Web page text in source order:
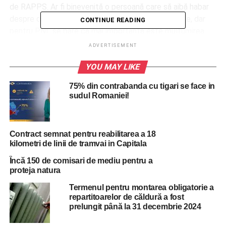
despre ce presupune conducerea acestei instituție, dar
pentru PNL se pare că mai importantă este mulțumirea
tuturor personajelor din filiale. Înainte a ajunge director
Tehnic la Administrația Piețelor sector 2.
RELATED TOPICS: BUCURESTI
BUCURESTIUL
CONTROVERSA
NUMIRE PNL PSD
SALA PALATULUI
SCANDAL
UP NEXT
Apocalipsa dupa Coronavirus. Zeci de mii de
animale abandonate in case.
DON'T MISS
Bucurestiul se bucura de vreme frumoasă în
mini-vacanța de Ziua Unirii Principatelor
CONTINUE READING
ADVERTISEMENT
YOU MAY LIKE
75% din contrabanda cu tigari se face in
sudul Romaniei!
Contract semnat pentru reabilitarea a 18
kilometri de linii de tramvai in Capitala
Încă 150 de comisari de mediu pentru a
proteja natura
Termenul pentru montarea obligatorie a
repartitoarelor de căldură a fost
prelungit până la 31 decembrie 2024